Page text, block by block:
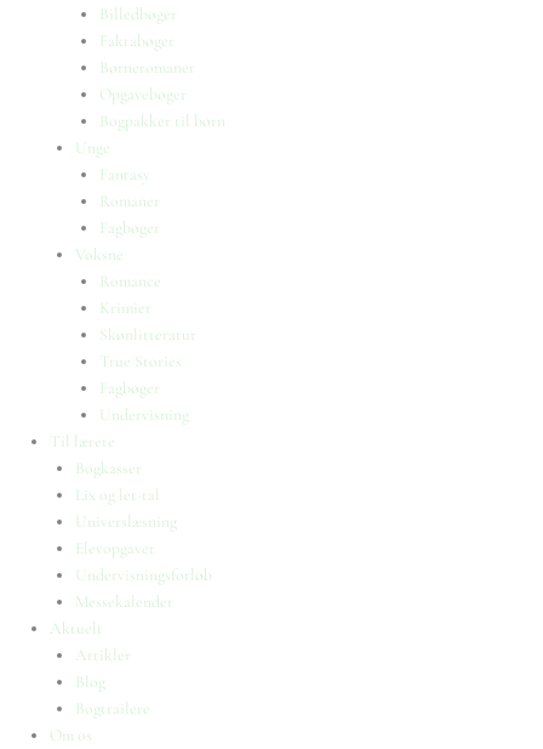
Billedbøger
Faktabøger
Børneromaner
Opgavebøger
Bogpakker til børn
Unge
Fantasy
Romaner
Fagbøger
Voksne
Romance
Krimier
Skønlitteratur
True Stories
Fagbøger
Undervisning
Til lærere
Bogkasser
Lix og let-tal
Universlæsning
Elevopgaver
Undervisningsforløb
Messekalender
Aktuelt
Artikler
Blog
Bogtrailere
Om os